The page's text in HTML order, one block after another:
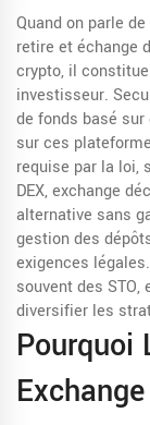
Quand on parle de
retire et échange
crypto, il
investisseur.
de fonds basé
sur ces
requise par la loi,
DEX,exchange
alternative sans
gestion des
exigences
souvent des
diversifier les
Pourquoi